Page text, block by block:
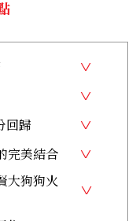
回歸
完美結合
大狗狗火